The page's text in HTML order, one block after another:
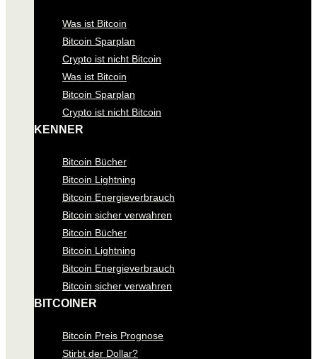
Was ist Bitcoin
Bitcoin Sparplan
Crypto ist nicht Bitcoin
Was ist Bitcoin
Bitcoin Sparplan
Crypto ist nicht Bitcoin
KENNER
Bitcoin Bücher
Bitcoin Lightning
Bitcoin Energieverbrauch
Bitcoin sicher verwahren
Bitcoin Bücher
Bitcoin Lightning
Bitcoin Energieverbrauch
Bitcoin sicher verwahren
BITCOINER
Bitcoin Preis Prognose
Stirbt der Dollar?